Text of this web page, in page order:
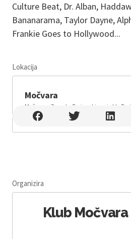
Culture Beat, Dr. Alban,
Bananarama, Taylor Dayne,
Frankie Goes to Hollywood...
Lokacija
Močvara
Močvara , Zagreb , Trnjanski nasip bb,
Zagreb
Organizira
Klub Močvara